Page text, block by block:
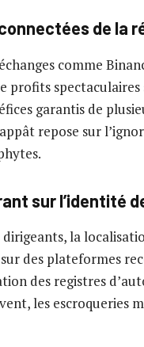
de la
comme
spectaculaires
garantis de
repose sur
sur l’identité
dirigeants, la
des plateformes
des registres
les escroqueries